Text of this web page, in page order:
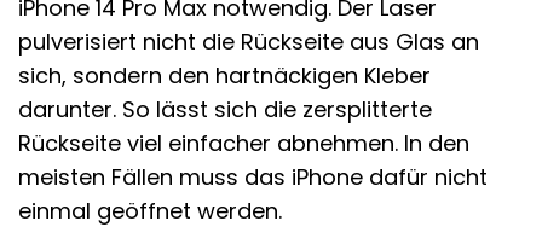
iPhone 14 Pro Max notwendig. Der Laser
pulverisiert nicht die Rückseite aus Glas an
sich, sondern den hartnäckigen Kleber
darunter. So lässt sich die zersplitterte
Rückseite viel einfacher abnehmen. In den
meisten Fällen muss das iPhone dafür nicht
einmal geöffnet werden.